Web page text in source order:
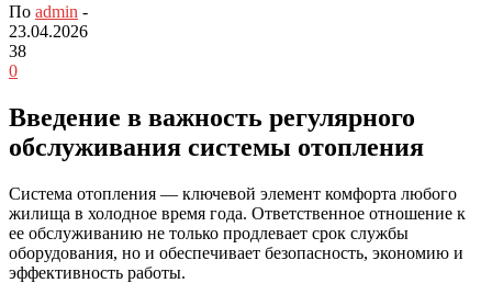
По admin -
23.04.2026
38
0
Введение в важность регулярного
обслуживания системы отопления
Система отопления — ключевой элемент комфорта любого
жилища в холодное время года. Ответственное отношение к
ее обслуживанию не только продлевает срок службы
оборудования, но и обеспечивает безопасность, экономию и
эффективность работы.